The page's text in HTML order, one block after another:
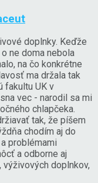
doplnky. Keďže
ne doma nebola
na čo konkrétne
ma držala tak
fakultu UK v
vec - narodil sa mi
chlapčeka.
tak, že píšem
chodím aj do
problémami
a odborne aj
doplnkov,